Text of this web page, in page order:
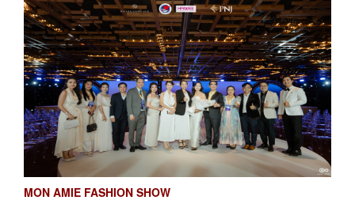
MON AMIE FASHION SHOW